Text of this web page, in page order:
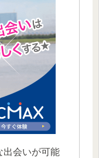
出会いが可能